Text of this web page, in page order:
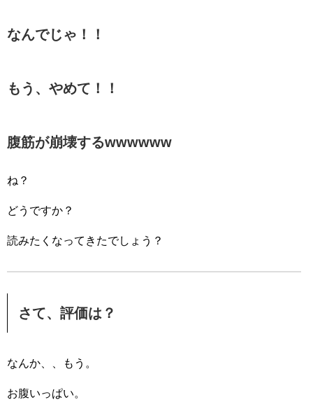
なんでじゃ！！
もう、やめて！！
腹筋が崩壊するwwwwww
ね？
どうですか？
読みたくなってきたでしょう？
さて、評価は？
なんか、、もう。
お腹いっぱい。